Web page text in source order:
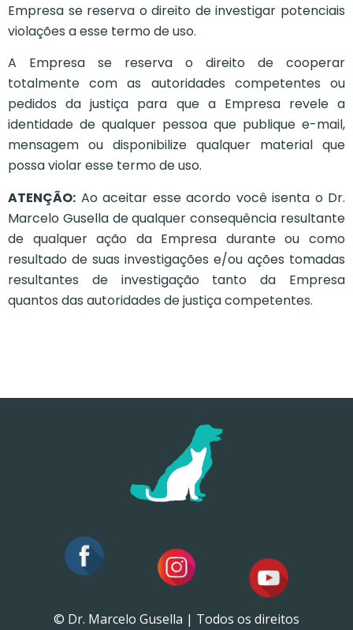
Empresa se reserva o direito de investigar potenciais
violações a esse termo de uso.
A Empresa se reserva o direito de cooperar
totalmente com as autoridades competentes ou
pedidos da justiça para que a Empresa revele a
identidade de qualquer pessoa que publique e-mail,
mensagem ou disponibilize qualquer material que
possa violar esse termo de uso.
ATENÇÃO: Ao aceitar esse acordo você isenta o Dr.
Marcelo Gusella de qualquer consequência resultante
de qualquer ação da Empresa durante ou como
resultado de suas investigações e/ou ações tomadas
resultantes de investigação tanto da Empresa
quantos das autoridades de justiça competentes.
© Dr. Marcelo Gusella | Todos os direitos